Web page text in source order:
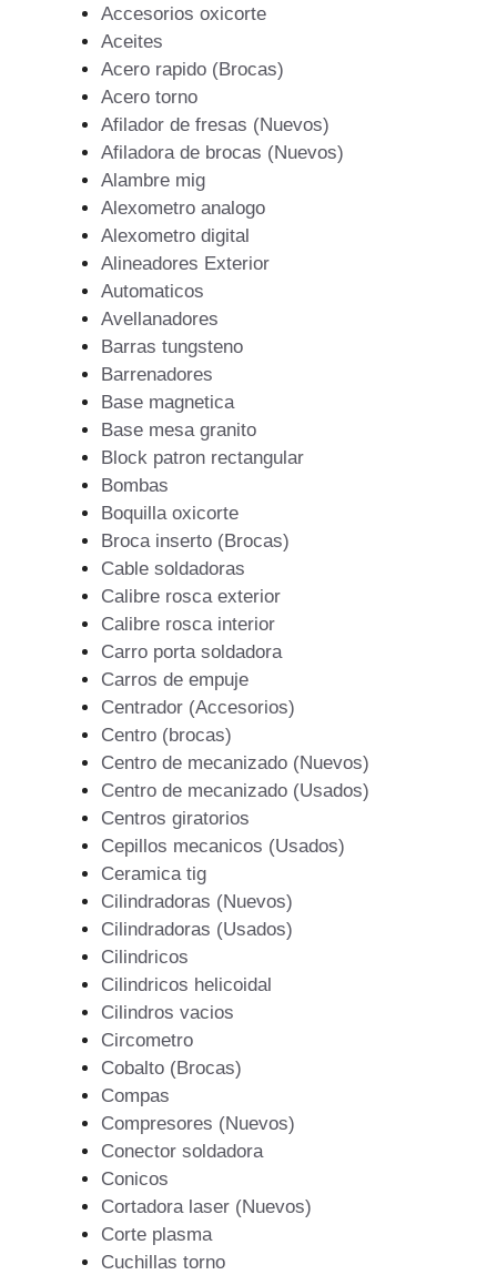
Accesorios oxicorte
Aceites
Acero rapido (Brocas)
Acero torno
Afilador de fresas (Nuevos)
Afiladora de brocas (Nuevos)
Alambre mig
Alexometro analogo
Alexometro digital
Alineadores Exterior
Automaticos
Avellanadores
Barras tungsteno
Barrenadores
Base magnetica
Base mesa granito
Block patron rectangular
Bombas
Boquilla oxicorte
Broca inserto (Brocas)
Cable soldadoras
Calibre rosca exterior
Calibre rosca interior
Carro porta soldadora
Carros de empuje
Centrador (Accesorios)
Centro (brocas)
Centro de mecanizado (Nuevos)
Centro de mecanizado (Usados)
Centros giratorios
Cepillos mecanicos (Usados)
Ceramica tig
Cilindradoras (Nuevos)
Cilindradoras (Usados)
Cilindricos
Cilindricos helicoidal
Cilindros vacios
Circometro
Cobalto (Brocas)
Compas
Compresores (Nuevos)
Conector soldadora
Conicos
Cortadora laser (Nuevos)
Corte plasma
Cuchillas torno